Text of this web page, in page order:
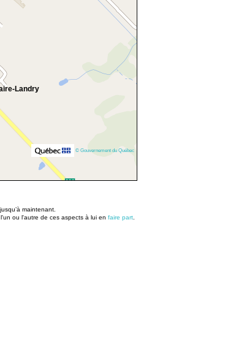
Landry
© Gouvernement du Québec
maintenant.
ou l'autre de ces aspects à lui en faire part